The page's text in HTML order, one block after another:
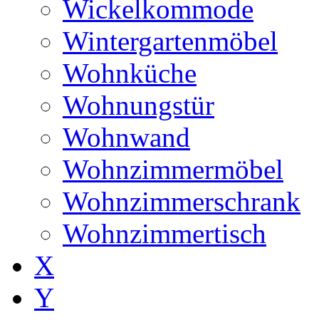
Wickelkommode
Wintergartenmöbel
Wohnküche
Wohnungstür
Wohnwand
Wohnzimmermöbel
Wohnzimmerschrank
Wohnzimmertisch
X
Y